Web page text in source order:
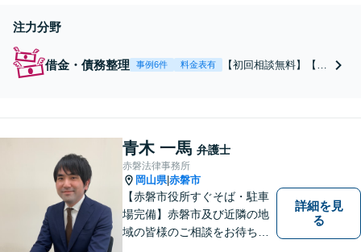
注力分野
借金・債務整理 事例6件 料金表有
【初回相談無料】【地
はご相談ください。自
望に合わせた最適な解
決へ！【ギャンブルや
浪費での借金も】駐車
場有／完全個室
青木 一馬 弁護士
赤磐法律事務所
岡山県|赤磐市
【赤磐市役所すぐそば・駐車
場完備】赤磐市及び近隣の地
域の皆様のご相談をお待ちし
詳細を見
る